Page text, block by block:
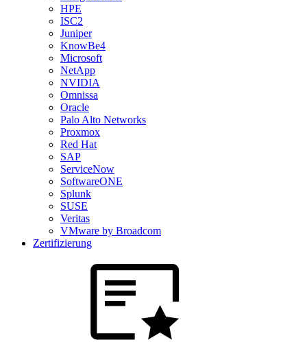
HPE
ISC2
Juniper
KnowBe4
Microsoft
NetApp
NVIDIA
Omnissa
Oracle
Palo Alto Networks
Proxmox
Red Hat
SAP
ServiceNow
SoftwareONE
Splunk
SUSE
Veritas
VMware by Broadcom
Zertifizierung